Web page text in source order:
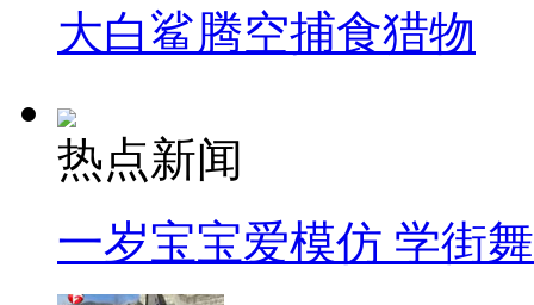
大白鲨腾空捕食猎物
热点新闻
一岁宝宝爱模仿 学街